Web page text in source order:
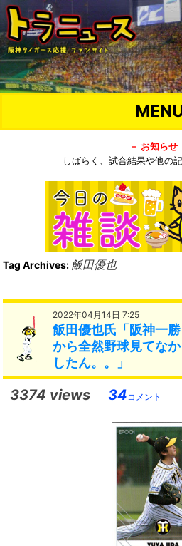
－ お知らせ
しばらく、試合結果や他の
Tag Archives: 飯田優也
2022年04月14日 7:25
飯田優也氏「阪神一
から全然野球見てな
したん。。」
3374 views 34コメント